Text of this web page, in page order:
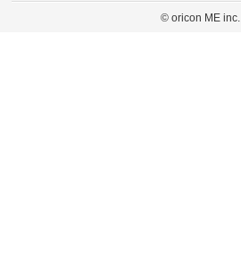
弊社の見解・ 意見ではないことをご理解いただいた上
このサイトでは Cookie を使用して、ユーザーに合わ
© oricon ME inc.